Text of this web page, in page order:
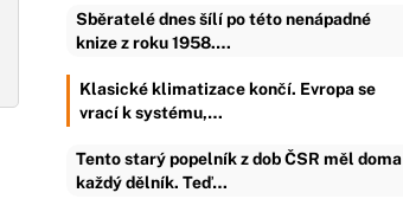
Sběratelé dnes šílí po této nenápadné
knize z roku 1958.…
Klasické klimatizace končí. Evropa se
vrací k systému,…
Tento starý popelník z dob ČSR měl doma
každý dělník. Teď…